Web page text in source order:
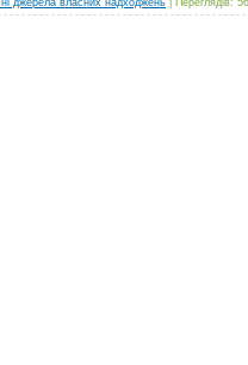
Іні джерела власних надходжень Переглядів: